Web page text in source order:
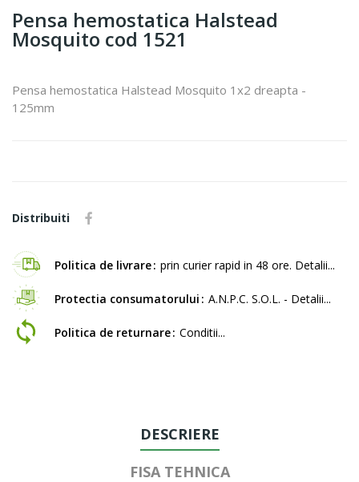
Pensa hemostatica Halstead
Mosquito cod 1521
Pensa hemostatica Halstead Mosquito 1x2 dreapta -
125mm
Distribuiti
Politica de livrare prin curier rapid in 48 ore. Detalii...
Protectia consumatorului A.N.P.C. S.O.L. - Detalii...
Politica de returnare Conditii...
DESCRIERE
FISA TEHNICA